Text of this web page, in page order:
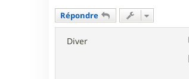
Répondre
Diver